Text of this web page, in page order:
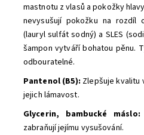
mastnotu z vlasů a pokožky
nevysušují pokožku na rozdíl
(lauryl sulfát sodný) a SLES
šampon vytváří bohatou pěnu.
odbouratelné.
Pantenol (B5): Zlepšuje kvalitu
jejich lámavost.
Glycerin, bambucké máslo:
zabraňují jejímu vysušování.